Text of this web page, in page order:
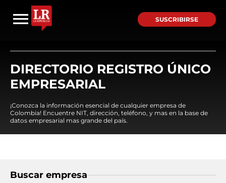
SUSCRIBIRSE
DIRECTORIO REGISTRO ÚNICO
EMPRESARIAL
¡Conozca la información esencial de cualquier empresa de
Colombia! Encuentre NIT, dirección, teléfono, y mas en la base de
datos empresarial mas grande del país.
Buscar empresa